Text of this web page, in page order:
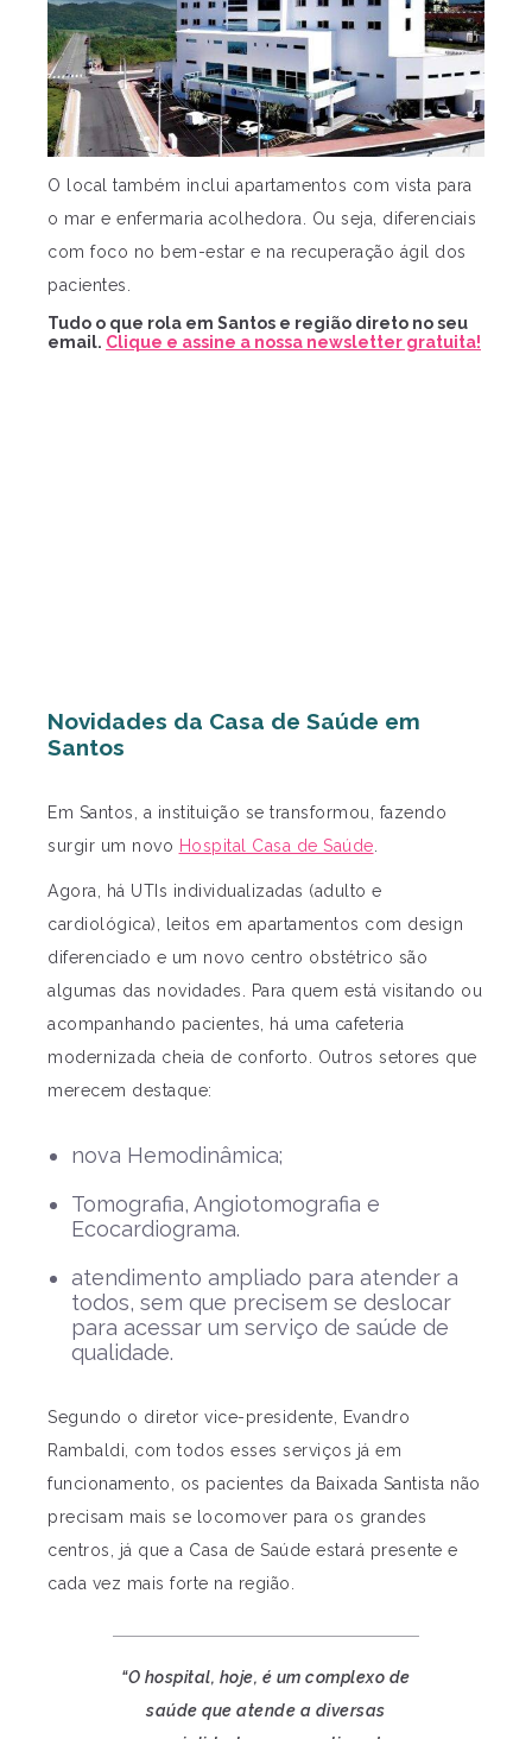
O local também inclui apartamentos com vista para
o mar e enfermaria acolhedora. Ou seja, diferenciais
com foco no bem-estar e na recuperação ágil dos
pacientes.
Tudo o que rola em Santos e região direto no seu
email. Clique e assine a nossa newsletter gratuita!
Novidades da Casa de Saúde em
Santos
Em Santos, a instituição se transformou, fazendo
surgir um novo Hospital Casa de Saúde
Agora, há UTIs individualizadas (adulto e
cardiológica), leitos em apartamentos com design
diferenciado e um novo centro obstétrico são
algumas das novidades. Para quem está visitando ou
acompanhando pacientes, há uma cafeteria
modernizada cheia de conforto. Outros setores que
merecem destaque:
nova Hemodinâmica;
Tomografia, Angiotomografia e
Ecocardiograma.
atendimento ampliado para atender a
todos, sem que precisem se deslocar
para acessar um serviço de saúde de
qualidade.
Segundo o diretor vice-presidente, Evandro
Rambaldi, com todos esses serviços já em
funcionamento, os pacientes da Baixada Santista não
precisam mais se locomover para os grandes
centros, já que a Casa de Saúde estará presente e
cada vez mais forte na região.
“O hospital, hoje, é um complexo de
saúde que atende a diversas